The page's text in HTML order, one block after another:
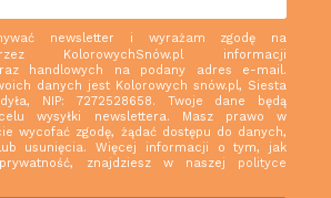
newsletter i wyrażam zgodę na
KolorowychSnów.pl informacji
handlowych na podany adres e-mail.
danych jest Kolorowych snów.pl, Siesta
NIP: 7272528658. Twoje dane będą
wysyłki newslettera. Masz prawo w
wycofać zgodę, żądać dostępu do danych,
usunięcia. Więcej informacji o tym, jak
znajdziesz w naszej polityce